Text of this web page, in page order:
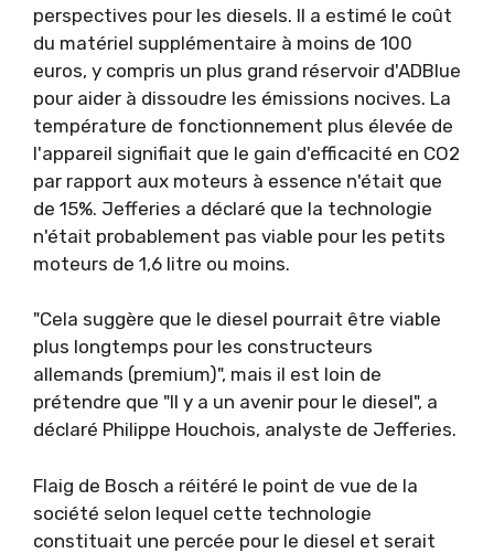
perspectives pour les diesels. Il a estimé le coût
du matériel supplémentaire à moins de 100
euros, y compris un plus grand réservoir d'ADBlue
pour aider à dissoudre les émissions nocives. La
température de fonctionnement plus élevée de
l'appareil signifiait que le gain d'efficacité en CO2
par rapport aux moteurs à essence n'était que
de 15%. Jefferies a déclaré que la technologie
n'était probablement pas viable pour les petits
moteurs de 1,6 litre ou moins.
"Cela suggère que le diesel pourrait être viable
plus longtemps pour les constructeurs
allemands (premium)", mais il est loin de
prétendre que "Il y a un avenir pour le diesel", a
déclaré Philippe Houchois, analyste de Jefferies.
Flaig de Bosch a réitéré le point de vue de la
société selon lequel cette technologie
constituait une percée pour le diesel et serait